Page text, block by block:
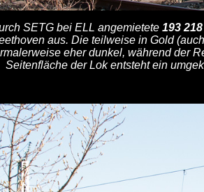
SETG bei ELL angemietete 193 218
aus. Die teilweise in Gold
eher dunkel, während der
Seitenfläche der Lok entsteht ein